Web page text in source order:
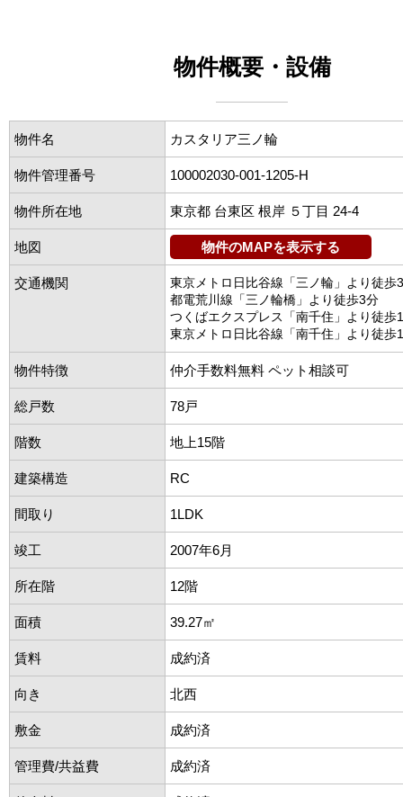
物件概要・設備
物件名 カスタリア三ノ輪
物件管理番号 100002030-001-1205-H
物件所在地 東京都 台東区 根岸 ５丁目 24-4
地図 物件のMAPを表示する
交通機関
東京メトロ日比谷線「三ノ輪」より徒歩
都電荒川線「三ノ輪橋」より徒歩3分
つくばエクスプレス「南千住」より徒歩
東京メトロ日比谷線「南千住」より徒歩
物件特徴 仲介手数料無料 ペット相談可
総戸数 78戸
階数 地上15階
建築構造 RC
間取り 1LDK
竣工 2007年6月
所在階 12階
面積 39.27㎡
賃料 成約済
向き 北西
敷金 成約済
管理費/共益費 成約済